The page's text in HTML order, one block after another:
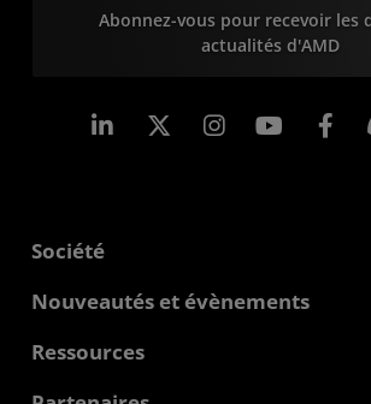
Abonnez-vous pour recevoir les
actualités d'AMD
LinkedIn Instagram
Société
À propos d'AMD
Responsabilité d'entreprise
Carrières
Nouveautés et évènements
Salle de presse
Ressources
Centre pour les développeurs